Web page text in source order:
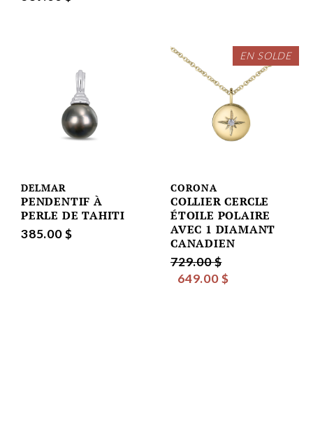
DELMAR
PENDENTIF À
PERLE DE TAHITI
385.00 $
EN SOLDE
CORONA
COLLIER CERCLE
ÉTOILE POLAIRE
AVEC 1 DIAMANT
CANADIEN
729.00 $
649.00 $